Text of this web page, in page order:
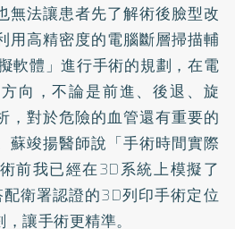
無法讓患者先了解術後臉型改
用高精密度的電腦斷層掃描輔
軟體」進行手術的規劃，在電
向，不論是前進、後退、旋
，對於危險的血管還有重要的
蘇竣揚醫師說「手術時間實際
前我已經在3D系統上模擬了
衛署認證的3D列印手術定位
讓手術更精準。